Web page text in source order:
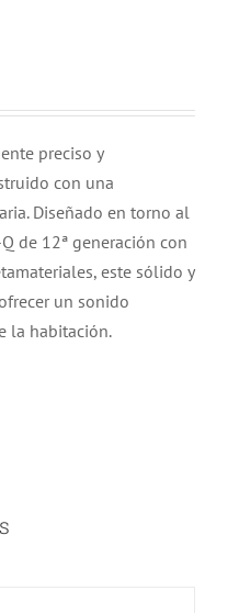
preciso y
con una
Diseñado en torno al
de 12ª generación con
este sólido y
un sonido
la habitación.